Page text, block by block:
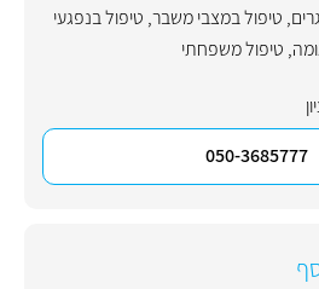
, טיפול במצבי משבר, טיפול בנפגעי
, טיפול משפחתי
050-3685777